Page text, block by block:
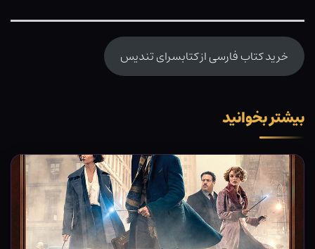
خرید کتاب فارسی از کتابسرای تندیس
بیشتر بخوانید